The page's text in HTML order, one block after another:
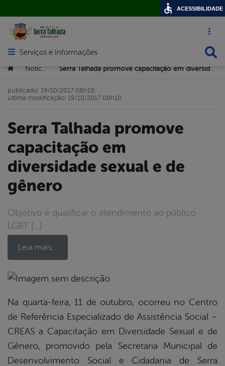
Acesso
Abrir menu principal de navegação
Serviços e Informações
Você está aqui:
> Notícias >
Serra Talhada promove
capacitação em
diversidade sexual e de
gênero
Objetivo é qualificar o atendimento ao público
LGBT […]
Leia mais…
publicado: 19/10/2017 08h10,
última modificação: 19/10/2017 08h10
Na quarta-feira, 11 de outubro, ocorreu no Centro
de Referência Especializado de Assistência Social –
CREAS a Capacitação em Diversidade Sexual e de
Gênero, promovido pela Secretaria Municipal de
Desenvolvimento Social e Cidadania de Serra
ACESSIBILIDADE